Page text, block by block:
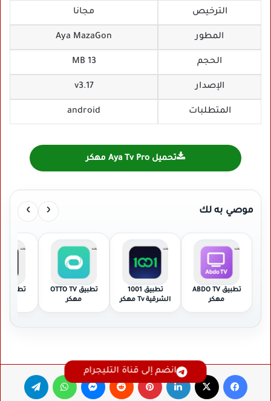
الترخيص مجانا
المطور Aya MazaGon
الحجم 13 MB
الإصدار v3.17
المتطلبات android
تحميل Aya Tv Pro مهكر
موصي به لك ‹
›
تطبيق ABDO TV
مهكر
تطبيق 1001
الشرقية Tv مهكر
تطبيق OTTO TV
مهكر
فيسبوك لينكدإن بينتيريست
‏Reddit ماسنجر واتساب انضم إلى قناة التليجرام